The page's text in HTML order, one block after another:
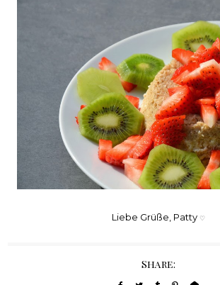
Liebe Grüße, Patty ♡
Share: